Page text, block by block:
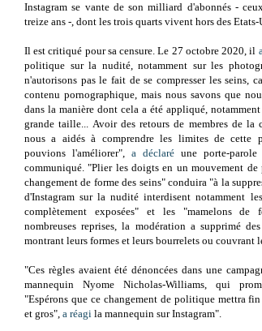
Instagram se vante de son milliard d'abonnés -
treize ans -, dont les trois quarts vivent hors des
Il est critiqué pour sa censure. Le 27 octobre 2020, il
politique sur la nudité, notamment sur les
n'autorisons pas le fait de se compresser les seins,
contenu pornographique, mais nous savons que
dans la manière dont cela a été appliqué,
grande taille... Avoir des retours de membres de la
nous a aidés à comprendre les limites de cette
pouvions l'améliorer", a déclaré une porte-
communiqué. "Plier les doigts en un mouvement
changement de forme des seins" conduira "à la
d'Instagram sur la nudité interdisent notamment
complètement exposées" et les "mamelons de
nombreuses reprises, la modération a supprimé
montrant leurs formes et leurs bourrelets ou couvrant
"Ces règles avaient été dénoncées dans une
mannequin Nyome Nicholas-Williams, qui
"Espérons que ce changement de politique mettra
et gros", a réagi la mannequin sur Instagram".